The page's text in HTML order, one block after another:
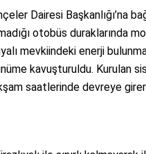
Dairesi Başkanlığı’na
otobüs duraklarında
mevkiindeki enerji
kavuşturuldu. Kurulan
saatlerinde devreye